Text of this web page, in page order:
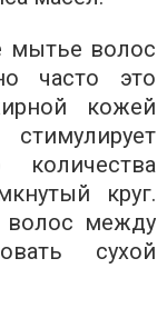
мытье волос
часто это
кожей
круг.
волос между
сухой